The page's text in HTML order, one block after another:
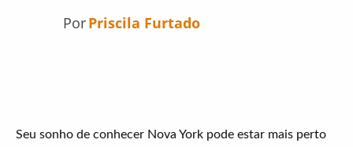
PorPriscila Furtado
Seu sonho de conhecer Nova York pode estar mais perto